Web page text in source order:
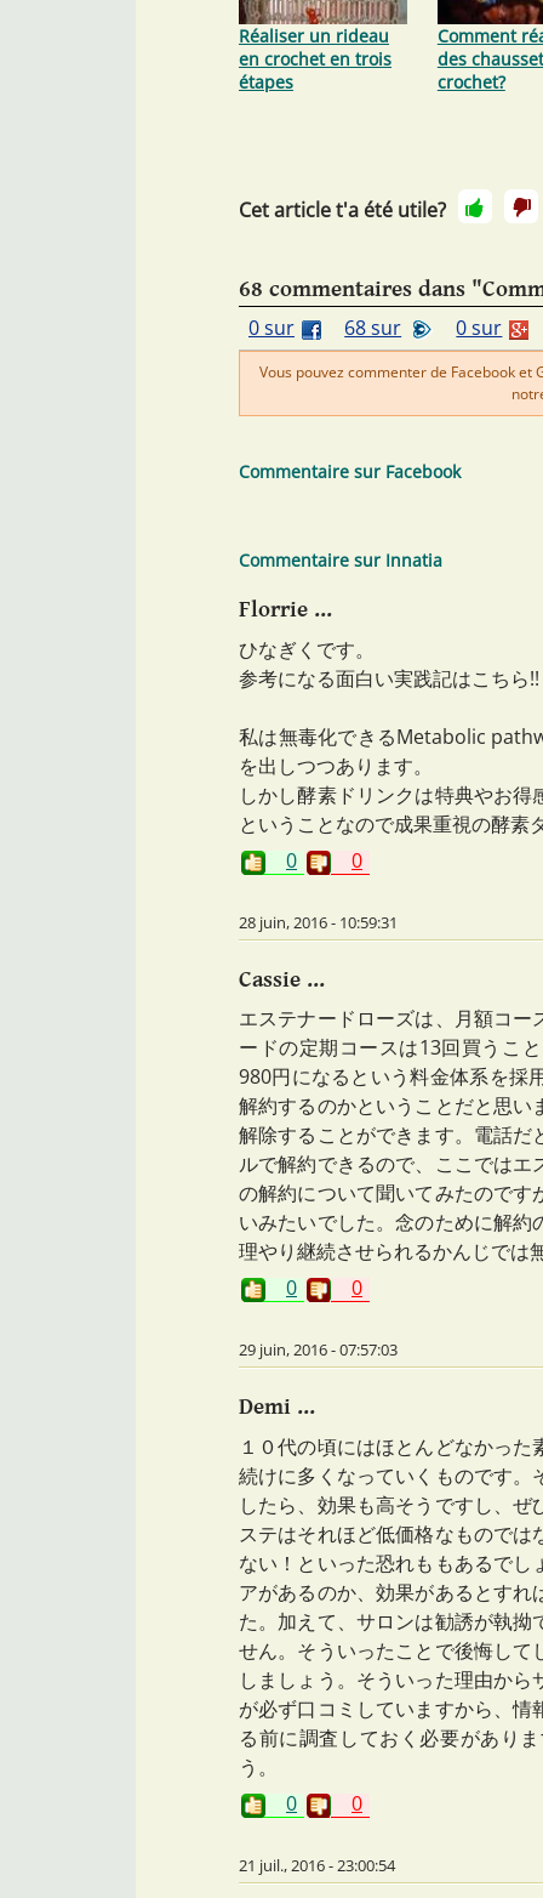
Réaliser un rideau
en crochet en trois
étapes
Comment
des
crochet?
Cet article t'a été utile?
68 commentaires dans
0 sur
68 sur 0 sur
Vous pouvez commenter de Facebook
Commentaire sur Facebook
Commentaire sur Innatia
Florrie ...
ひなぎくです。
参考になる面白い実践記はこちら!!
私は無毒化できるMetabolic
を出しつつあります。
しかし酵素ドリンクは特典やお
ということなので成果重視の酵素
0
0
28 juin, 2016 - 10:59:31
Cassie ...
エステナードローズは、月額コ
ードの定期コースは13回買うこ
980円になるという料金体系を採
解約するのかということだと思
解除することができます。電話
ルで解約できるので、ここでは
の解約について聞いてみたので
いみたいでした。念のために解
理やり継続させられるかんじでは
0
0
29 juin, 2016 - 07:57:03
Demi ...
１０代の頃にはほとんどなかっ
続けに多くなっていくものです
したら、効果も高そうですし、
ステはそれほど低価格なもので
ない！といった恐れももあるで
アがあるのか、効果があるとす
た。加えて、サロンは勧誘が執
せん。そういったことで後悔し
しましょう。そういった理由か
が必ず口コミしていますから、
る前に調査しておく必要があり
う。
0
0
21 juil., 2016 - 23:00:54